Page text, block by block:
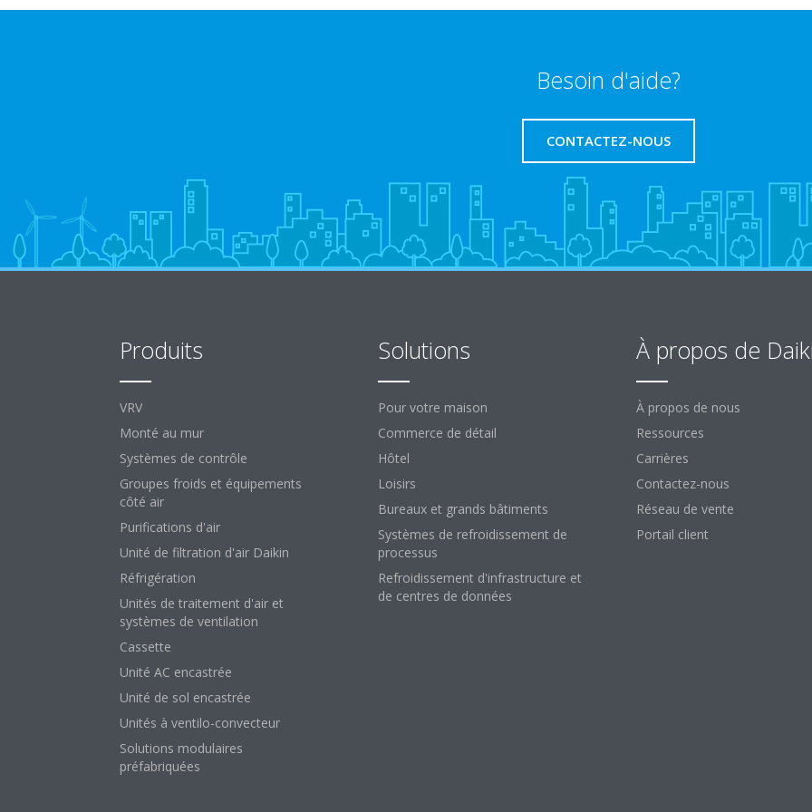
Besoin d'aide?
CONTACTEZ-NOUS
Produits
VRV
Monté au mur
Systèmes de contrôle
Groupes froids et équipements
côté air
Purifications d'air
Unité de filtration d'air Daikin
Réfrigération
Unités de traitement d'air et
systèmes de ventilation
Cassette
Unité AC encastrée
Unité de sol encastrée
Unités à ventilo-convecteur
Solutions modulaires
préfabriquées
Solutions
Pour votre maison
Commerce de détail
Hôtel
Loisirs
Bureaux et grands bâtiments
Systèmes de refroidissement de
processus
Refroidissement d'infrastructure et
de centres de données
À propos de
À propos de nous
Ressources
Carrières
Contactez-nous
Réseau de vente
Portail client